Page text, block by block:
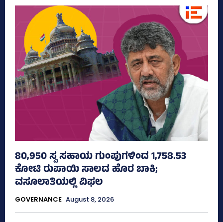
80,950 ಸ್ವ ಸಹಾಯ ಗುಂಪುಗಳಿಂದ 1,758.53
ಕೋಟಿ ರುಪಾಯಿ ಸಾಲದ ಹೊರ ಬಾಕಿ;
ವಸೂಲಾತಿಯಲ್ಲಿ ವಿಫಲ
GOVERNANCE August 8, 2026